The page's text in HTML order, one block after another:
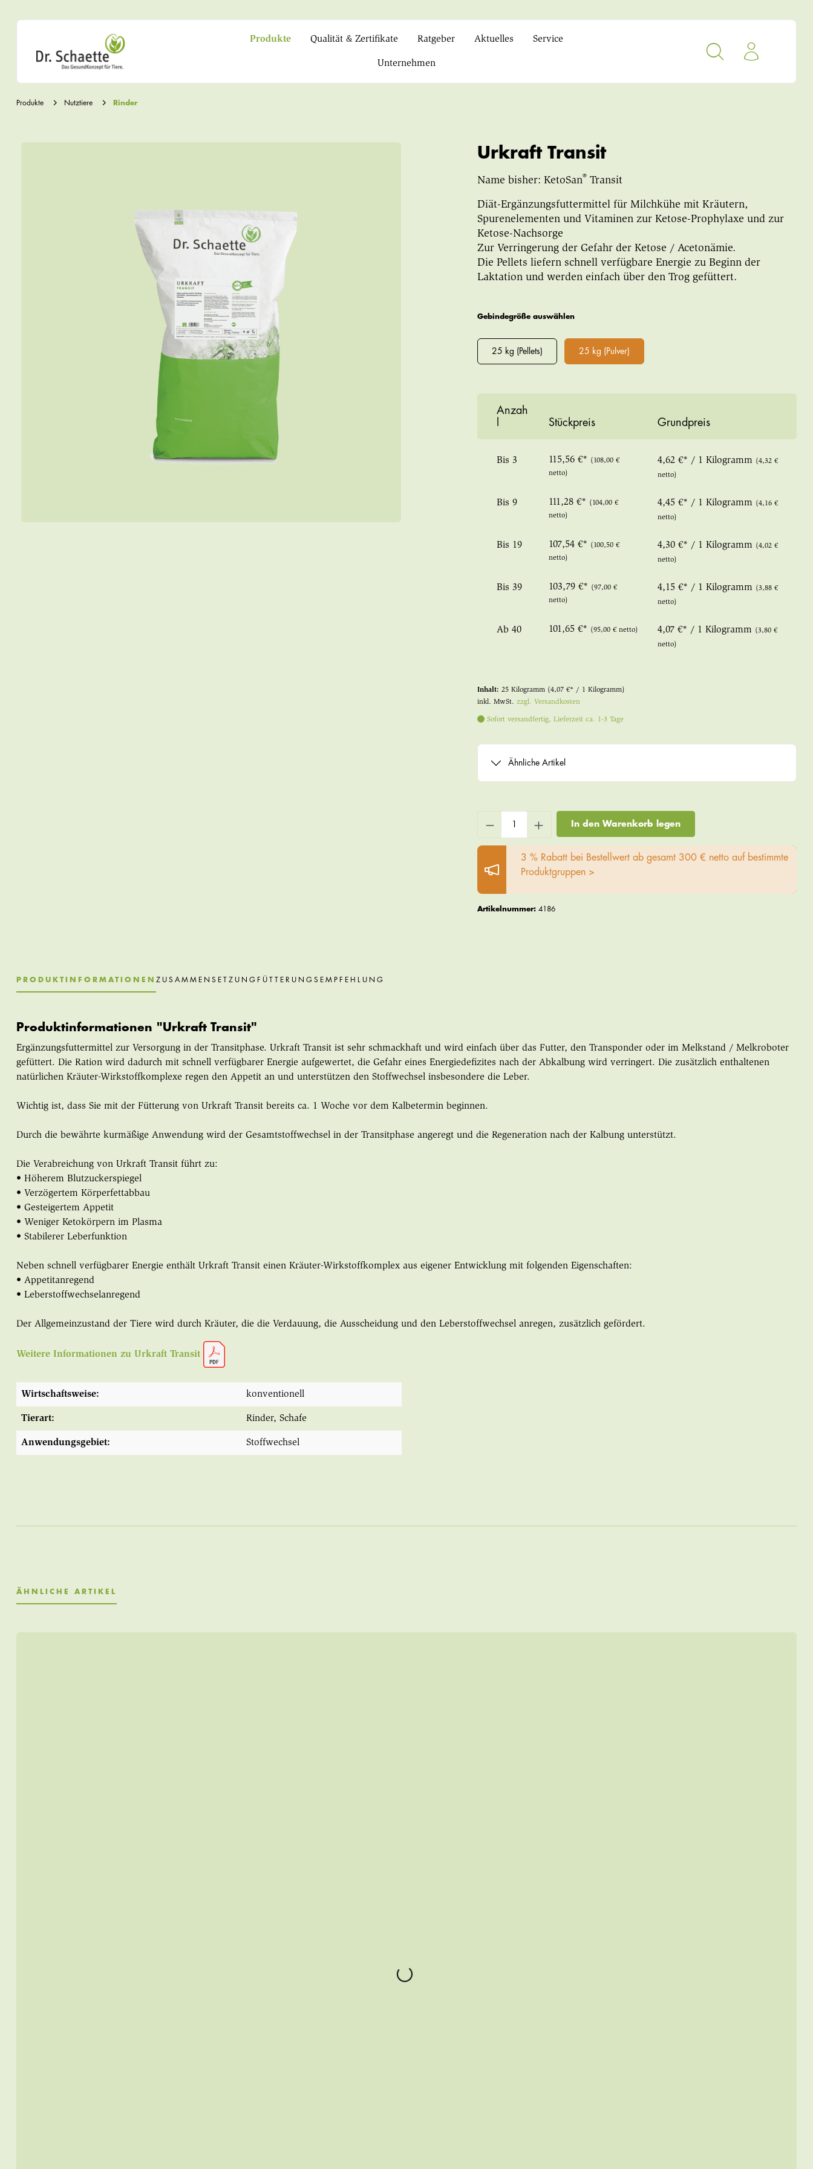
Produkte Qualität & Zertifikate Ratgeber Aktuelles Service
Unternehmen
Produkte Nutztiere Rinder
Urkraft Transit
Name bisher: KetoSan® Transit
Diät-Ergänzungsfuttermittel für Milchkühe mit Kräutern,
Spurenelementen und Vitaminen zur Ketose-Prophylaxe und zur
Ketose-Nachsorge
Zur Verringerung der Gefahr der Ketose / Acetonämie.
Die Pellets liefern schnell verfügbare Energie zu Beginn der
Laktation und werden einfach über den Trog gefüttert.
Gebindegröße auswählen
25 kg (Pellets) 25 kg (Pulver)
Anzah
Stückpreis Grundpreis
Bis 3 115,56 €* (108,00 €
netto)
4,62 €* / 1 Kilogramm (4,32 €
netto)
Bis 9 111,28 €* (104,00 €
netto)
4,45 €* / 1 Kilogramm (4,16 €
netto)
Bis 19 107,54 €* (100,50 €
netto)
4,30 €* / 1 Kilogramm (4,02 €
netto)
Bis 39 103,79 €* (97,00 €
netto)
4,15 €* / 1 Kilogramm (3,88 €
netto)
Ab 40 101,65 €* (95,00 € netto) 4,07 €* / 1 Kilogramm (3,80 €
netto)
Inhalt: 25 Kilogramm (4,07 €* / 1 Kilogramm)
inkl. MwSt. zzgl. Versandkosten
Sofort versandfertig, Lieferzeit ca. 1-3 Tage
Ähnliche Artikel
In den Warenkorb legen
3 % Rabatt bei Bestellwert ab gesamt 300 € netto auf bestimmte
Produktgruppen >
Artikelnummer: 4186
PRODUKTINFORMATIONEN ZUSAMMENSETZUNG FÜTTERUNGSEMPFEHLUNG
Produktinformationen "Urkraft Transit"
Ergänzungsfuttermittel zur Versorgung in der Transitphase. Urkraft Transit ist sehr schmackhaft und wird einfach über das Futter, den Transponder oder im Melkstand / Melkroboter
gefüttert. Die Ration wird dadurch mit schnell verfügbarer Energie aufgewertet, die Gefahr eines Energiedefizites nach der Abkalbung wird verringert. Die zusätzlich enthaltenen
natürlichen Kräuter-Wirkstoffkomplexe regen den Appetit an und unterstützen den Stoffwechsel insbesondere die Leber.
Wichtig ist, dass Sie mit der Fütterung von Urkraft Transit bereits ca. 1 Woche vor dem Kalbetermin beginnen.
Durch die bewährte kurmäßige Anwendung wird der Gesamtstoffwechsel in der Transitphase angeregt und die Regeneration nach der Kalbung unterstützt.
Die Verabreichung von Urkraft Transit führt zu:
• Höherem Blutzuckerspiegel
• Verzögertem Körperfettabbau
• Gesteigertem Appetit
• Weniger Ketokörpern im Plasma
• Stabilerer Leberfunktion
Neben schnell verfügbarer Energie enthält Urkraft Transit einen Kräuter-Wirkstoffkomplex aus eigener Entwicklung mit folgenden Eigenschaften:
• Appetitanregend
• Leberstoffwechselanregend
Der Allgemeinzustand der Tiere wird durch Kräuter, die die Verdauung, die Ausscheidung und den Leberstoffwechsel anregen, zusätzlich gefördert.
Weitere Informationen zu Urkraft Transit
Wirtschaftsweise: konventionell
Tierart: Rinder, Schafe
Anwendungsgebiet: Stoffwechsel
ÄHNLICHE ARTIKEL